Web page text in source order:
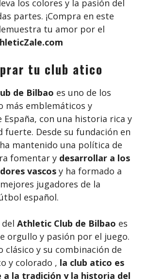
los colores y la pasión del
partes. ¡Compra en este
tu amor por el
tu club atico
de Bilbao es uno de los
más emblemáticos y
España, con una historia rica y
fuerte. Desde su fundación en
mantenido una política de
fomentar y desarrollar a los
vascos y ha formado a
jugadores de la
español.
del Athletic Club de Bilbao es
orgullo y pasión por el juego.
clásico y su combinación de
y colorado , la club atico es
a la tradición y la historia del